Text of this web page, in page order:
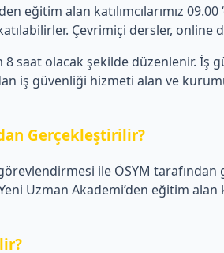
eğitim alan katılımcılarımız
Çevrimiçi dersler, online
saat olacak şekilde düzenlenir. İş
iş güvenliği hizmeti alan ve
Gerçekleştirilir?
ile ÖSYM
Uzman Akademi’den eğitim alan